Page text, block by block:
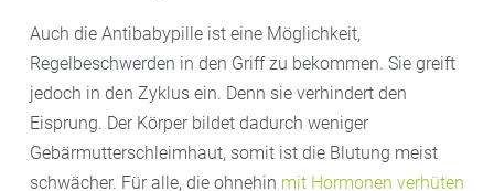
Auch die Antibabypille ist eine Möglichkeit,
Regelbeschwerden in den Griff zu bekommen. Sie greift
jedoch in den Zyklus ein. Denn sie verhindert den
Eisprung. Der Körper bildet dadurch weniger
Gebärmutterschleimhaut, somit ist die Blutung meist
schwächer. Für alle, die ohnehin mit Hormonen verhüten